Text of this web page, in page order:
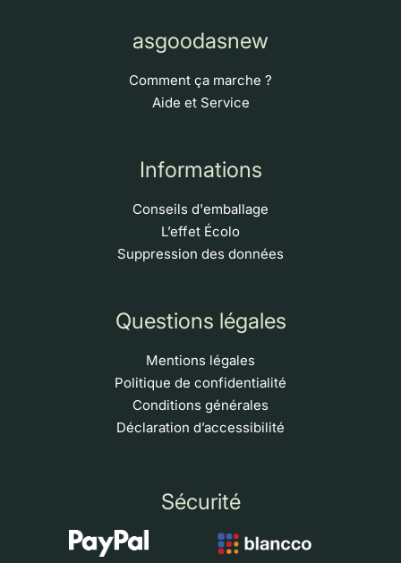
asgoodasnew
Comment ça marche ?
Aide et Service
Informations
Conseils d'emballage
L’effet Écolo
Suppression des données
Questions légales
Mentions légales
Politique de confidentialité
Conditions générales
Déclaration d’accessibilité
Sécurité